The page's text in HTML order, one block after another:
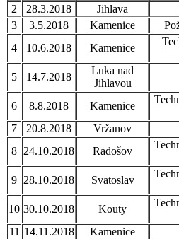
2
28.3.2018 Jihlava
3
3.5.2018 Kamenice
4
10.6.2018 Kamenice
5
14.7.2018
Luka nad
Jihlavou
6 8.8.2018 Kamenice
7
20.8.2018 Vržanov
8 24.10.2018 Radošov
9 28.10.2018 Svatoslav
10 30.10.2018 Kouty
11 14.11.2018 Kamenice